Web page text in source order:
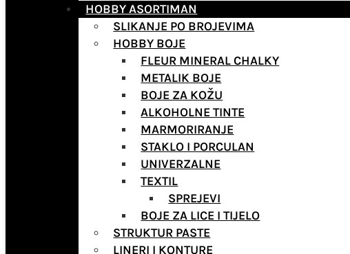
HOBBY ASORTIMAN
SLIKANJE PO BROJEVIMA
HOBBY BOJE
FLEUR MINERAL CHALKY
METALIK BOJE
BOJE ZA KOŽU
ALKOHOLNE TINTE
MARMORIRANJE
STAKLO I PORCULAN
UNIVERZALNE
TEXTIL
SPREJEVI
BOJE ZA LICE I TIJELO
STRUKTUR PASTE
LINERI I KONTURE